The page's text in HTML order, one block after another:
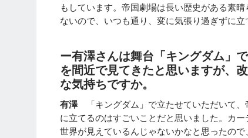
もしています。帝国劇場は長い歴史がある素
ないので、いつも通り、変に気張り過ぎずに立
ー有澤さんは舞台「キングダム」
を間近で見てきたと思いますが、
な気持ちですか。
有澤「キングダム」で立たせていただいて、
に立てるのはすごいことだと思いました。カ
世界が見えているんじゃないかなと思ったの